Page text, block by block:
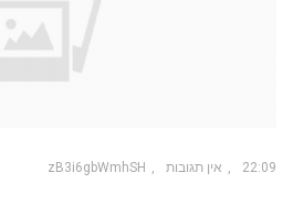
22:09 אין תגובות zB3i6gbWmhSH